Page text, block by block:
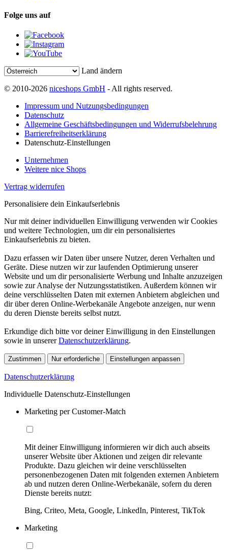
Folge uns auf
Land ändern
© 2010-2026 niceshops GmbH - All rights reserved.
Impressum und Nutzungsbedingungen
Datenschutz
Allgemeine Geschäftsbedingungen und Widerrufsbelehrung
Barrierefreiheitserklärung
Datenschutz-Einstellungen
Unternehmen
Weitere nice Shops
Vertrag widerrufen
Personalisiere dein Einkaufserlebnis
Nur mit deiner individuellen Einwilligung verwenden wir Cookies
und weitere Technologien, um dir ein personalisiertes
Einkaufserlebnis zu bieten.
Dazu erfassen wir Daten über unsere Nutzer, deren Verhalten und
Geräte. Diese nutzen wir zur laufenden Optimierung unserer
Website und um dir personalisierte Werbung und Inhalte anzuzeigen
sowie zur Analyse der Nutzungsstatistiken. Außerdem können wir
deine verschlüsselten Daten mit externen Anbietern abgleichen und
dir über deren Online-Werbekanäle Angebote anzeigen, nur wenn
du deren Dienste bereits selbst nutzt.
Erkundige dich bitte vor deiner Einwilligung in den Einstellungen
sowie in unsererDatenschutzerklärung.
Zustimmen Nur erforderliche Einstellungen anpassen
Datenschutzerklärung
Individuelle Datenschutz-Einstellungen
Marketing per Customer-Match
Mit deiner Einwilligung informieren wir dich auch abseits
unserer Website über Aktionen und zeigen dir relevante
Produkte. Dazu gleichen wir deine verschlüsselten
personenbezogenen Daten mit folgenden externen Anbietern
ab und nutzen deren Online-Werbekanäle, sofern du deren
Dienste bereits nutzt:
Bing, Criteo, Meta, Google, LinkedIn, Pinterest, TikTok
Marketing